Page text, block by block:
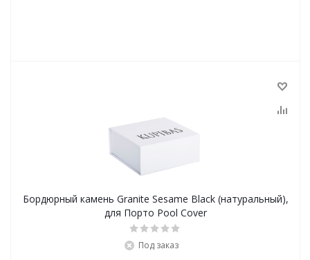
Бордюрный камень Granite Sesame Black (натуральный),
для Порто Pool Cover
Под заказ